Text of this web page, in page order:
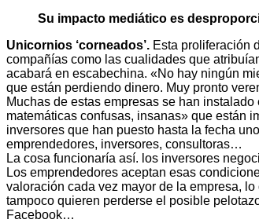
Su impacto mediático es
Unicornios ‘corneados’. Esta proliferación
compañías como las cualidades que
acabará en escabechina. «No hay ningún
que están perdiendo dinero. Muy pronto
Muchas de estas empresas se han
matemáticas confusas, insanas» que están
inversores que han puesto hasta la fecha
emprendedores, inversores, consultoras…
La cosa funcionaría así. los inversores
Los emprendedores aceptan esas
valoración cada vez mayor de la empresa,
tampoco quieren perderse el posible
Facebook…